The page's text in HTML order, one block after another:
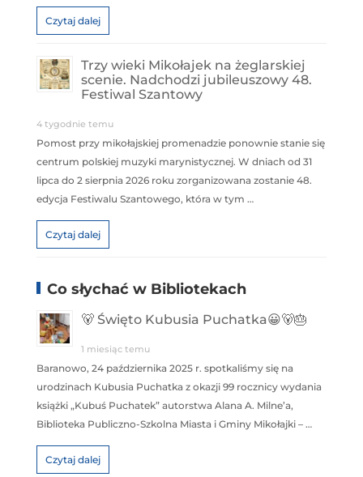
Czytaj dalej
Trzy wieki Mikołajek na żeglarskiej
scenie. Nadchodzi jubileuszowy 48.
Festiwal Szantowy
4 tygodnie temu
Pomost przy mikołajskiej promenadzie ponownie stanie się
centrum polskiej muzyki marynistycznej. W dniach od 31
lipca do 2 sierpnia 2026 roku zorganizowana zostanie 48.
edycja Festiwalu Szantowego, która w tym …
Czytaj dalej
Co słychać w Bibliotekach
🐻 Święto Kubusia Puchatka😀🐻🎂
1 miesiąc temu
Baranowo, 24 października 2025 r. spotkaliśmy się na
urodzinach Kubusia Puchatka z okazji 99 rocznicy wydania
książki „Kubuś Puchatek” autorstwa Alana A. Milne’a,
Biblioteka Publiczno-Szkolna Miasta i Gminy Mikołajki – …
Czytaj dalej